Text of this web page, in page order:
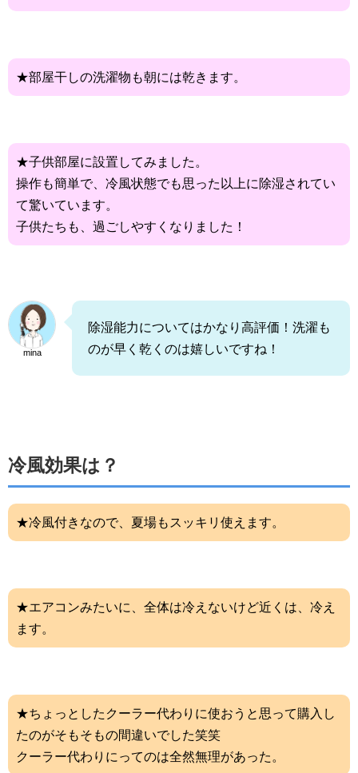
★部屋干しの洗濯物も朝には乾きます。
★子供部屋に設置してみました。
操作も簡単で、冷風状態でも思った以上に除湿されてい
て驚いています。
子供たちも、過ごしやすくなりました！
mina
除湿能力についてはかなり高評価！洗濯も
のが早く乾くのは嬉しいですね！
冷風効果は？
★冷風付きなので、夏場もスッキリ使えます。
★エアコンみたいに、全体は冷えないけど近くは、冷え
ます。
★ちょっとしたクーラー代わりに使おうと思って購入し
たのがそもそもの間違いでした笑笑
クーラー代わりにってのは全然無理があった。